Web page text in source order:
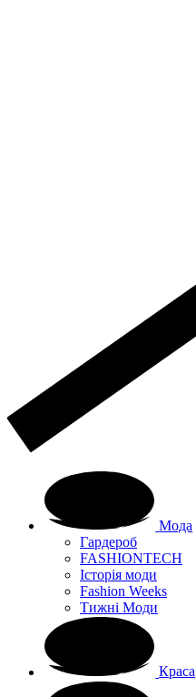
Мода
Гардероб
FASHIONTECH
Історія моди
Fashion Weeks
Тижні Моди
Краса